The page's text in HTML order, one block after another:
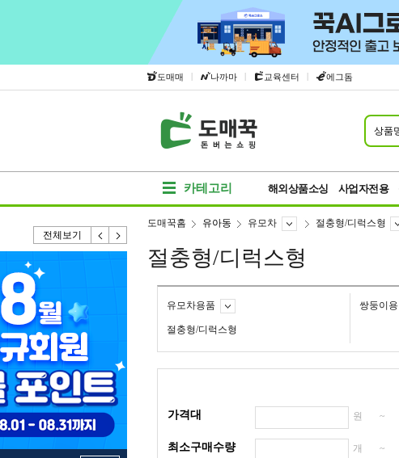
도매매 | 나까마 | 교육센터 | 에그돔
상품
카테고리 해외상품소싱 사업자전용
전체보기
도매꾹홈 유아동 유모차 절충형/디럭스형
절충형/디럭스형
유모차용품 쌍둥이용
절충형/디럭스형
가격대 원 ~
최소구매수량 개 ~